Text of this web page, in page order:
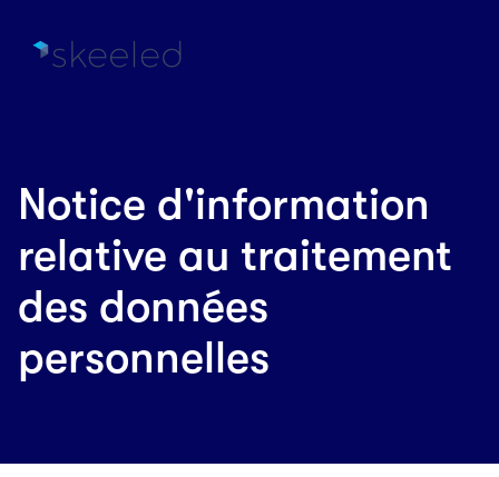
Notice d'information
relative au traitement
des données
personnelles